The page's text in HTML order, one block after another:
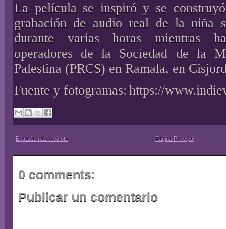
La película se inspiró y se
grabación de audio real de la niña
durante varias horas mientras
operadores de la Sociedad de la
Palestina (PRCS) en Ramala, en
Fuente y fotogramas: https://
Entrada más reciente Página Principal
0 comments:
Publicar un comentario